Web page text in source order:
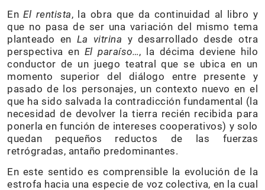
EnEl rentista, la obra que da continuidad al libro y
que no pasa de ser una variación del mismo tema
planteado en La vitrina y desarrollado desde otra
perspectiva en El paraíso…, la décima deviene hilo
conductor de un juego teatral que se ubica en un
momento superior del diálogo entre presente y
pasado de los personajes, un contexto nuevo en el
que ha sido salvada la contradicción fundamental (la
necesidad de devolver la tierra recién recibida para
ponerla en función de intereses cooperativos) y solo
quedan pequeños reductos de las fuerzas
retrógradas, antaño predominantes.
En este sentido es comprensible la evolución de la
estrofa hacia una especie de voz colectiva, en la cual